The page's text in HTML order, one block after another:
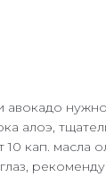
алоэ,
кап. масла